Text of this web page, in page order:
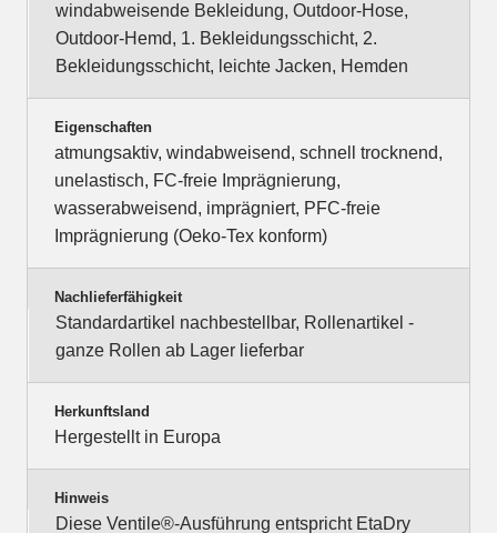
windabweisende Bekleidung, Outdoor-Hose,
Outdoor-Hemd, 1. Bekleidungsschicht, 2.
Bekleidungsschicht, leichte Jacken, Hemden
Eigenschaften
atmungsaktiv, windabweisend, schnell trocknend,
unelastisch, FC-freie Imprägnierung,
wasserabweisend, imprägniert, PFC-freie
Imprägnierung (Oeko-Tex konform)
Nachlieferfähigkeit
Standardartikel nachbestellbar, Rollenartikel -
ganze Rollen ab Lager lieferbar
Herkunftsland
Hergestellt in Europa
Hinweis
Diese Ventile®-Ausführung entspricht EtaDry